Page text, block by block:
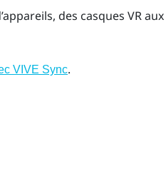
des casques VR
VIVE Sync.